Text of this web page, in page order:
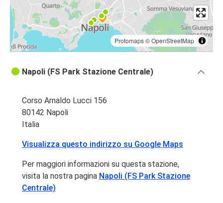
Protomaps©OpenStreetMap
Napoli (FS Park Stazione Centrale)
Corso Arnaldo Lucci 156
80142 Napoli
Italia
Visualizza questo indirizzo su Google Maps
Per maggiori informazioni su questa stazione,
visita la nostra pagina Napoli (FS Park Stazione
Centrale)